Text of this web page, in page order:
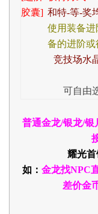
胶囊] 和特-等-奖
使用装备
备的进阶或
竞技场水
可自由
普通金龙/银龙/
耀光首
如： 金龙找NPC
差价金